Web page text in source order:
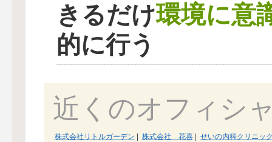
きるだけ環境に意
的に行う
近くのオフィシ
株式会社リトルガーデン 株式会社 花喜|
せいの内科クリニッ